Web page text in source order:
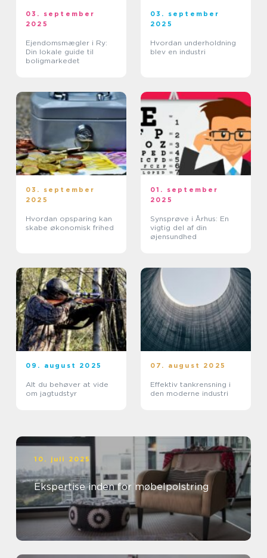
03. september
2025
Ejendomsmægler i Ry:
Din lokale guide til
boligmarkedet
03. september
2025
Hvordan underholdning
blev en industri
03. september
2025
Hvordan opsparing kan
skabe økonomisk frihed
01. september
2025
Synsprøve i Århus: En
vigtig del af din
øjensundhed
09. august 2025
Alt du behøver at vide
om jagtudstyr
07. august 2025
Effektiv tankrensning i
den moderne industri
10. juli 2025
Ekspertise inden for møbelpolstring